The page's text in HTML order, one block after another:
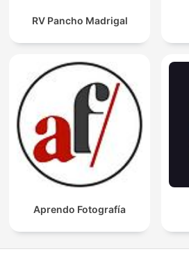
RV Pancho Madrigal
Aprendo Fotografía